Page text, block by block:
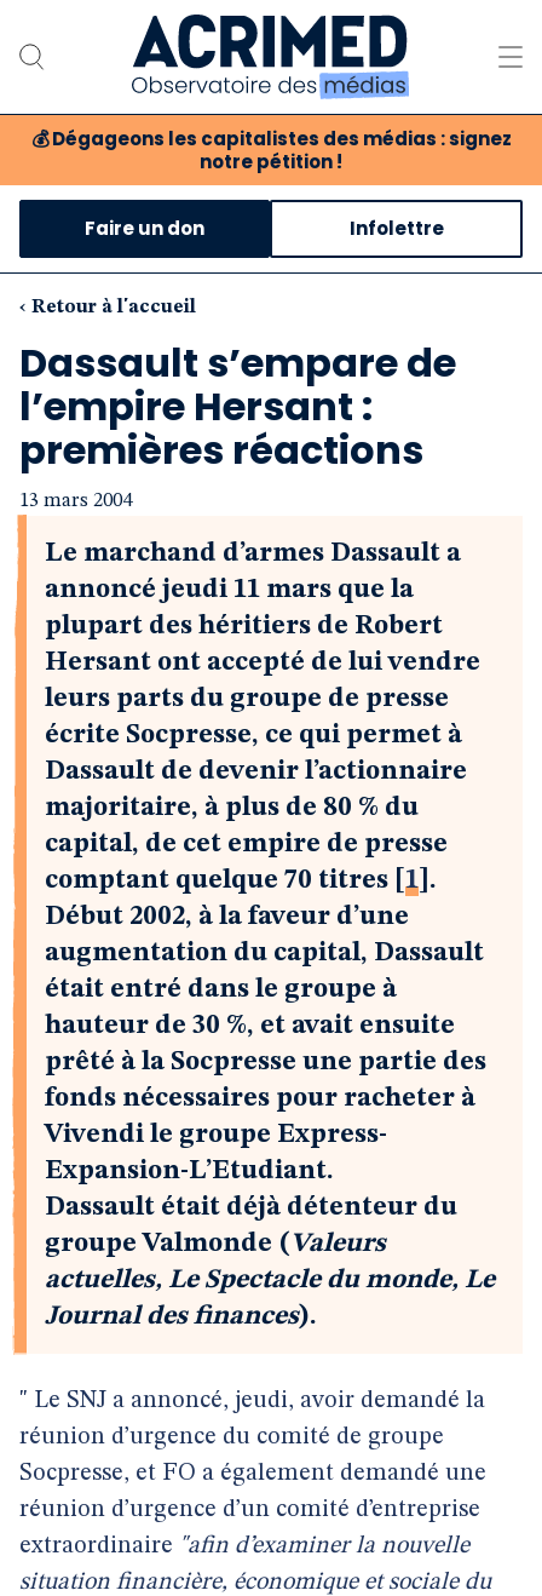
💰 Dégageons les capitalistes des médias : signez
notre pétition !
Notre association
Notre critique des médias
Nos propositions
Notre revue
Boutique
Faire un don Infolettre
‹ Retour à l'accueil
Dassault s’empare de
l’empire Hersant :
premières réactions
13 mars 2004
Le marchand d’armes Dassault a
annoncé jeudi 11 mars que la
plupart des héritiers de Robert
Hersant ont accepté de lui vendre
leurs parts du groupe de presse
écrite Socpresse, ce qui permet à
Dassault de devenir l’actionnaire
majoritaire, à plus de 80 % du
capital, de cet empire de presse
comptant quelque 70 titres
1 .
Début 2002, à la faveur d’une
augmentation du capital, Dassault
était entré dans le groupe à
hauteur de 30 %, et avait ensuite
prêté à la Socpresse une partie des
fonds nécessaires pour racheter à
Vivendi le groupe Express-
Expansion-L’Etudiant.
Dassault était déjà détenteur du
groupe Valmonde ( Valeurs
actuelles, Le Spectacle du monde, Le
Journal des finances).
" Le SNJ a annoncé, jeudi, avoir demandé la
réunion d’urgence du comité de groupe
Socpresse, et FO a également demandé une
réunion d’urgence d’un comité d’entreprise
extraordinaire "afin d’examiner la nouvelle
situation financière, économique et sociale du